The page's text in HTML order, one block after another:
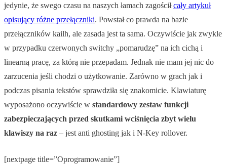
jedynie, że swego czasu na naszych łamach zagościłcały artykuł
opisujący różne przełączniki. Powstał co prawda na bazie
przełączników kailh, ale zasada jest ta sama. Oczywiście jak zwykle
w przypadku czerwonych switchy „pomarudzę” na ich cichą i
linearną pracę, za którą nie przepadam. Jednak nie mam jej nic do
zarzucenia jeśli chodzi o użytkowanie. Zarówno w grach jak i
podczas pisania tekstów sprawdziła się znakomicie. Klawiaturę
wyposażono oczywiście w standardowy zestaw funkcji
zabezpieczających przed skutkami wciśnięcia zbyt wielu
klawiszy na raz – jest anti ghosting jak i N-Key rollover.
[nextpage title=”Oprogramowanie”]